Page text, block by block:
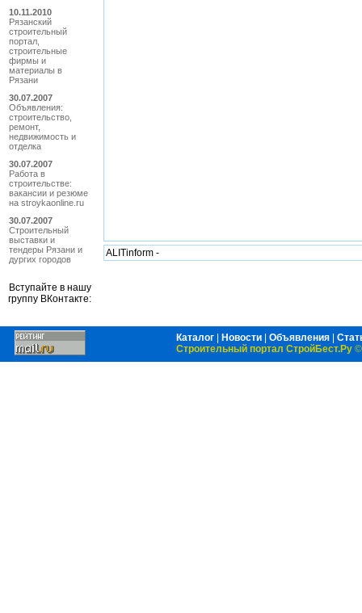
10.11.2010
Рязанский
строительный
портал,
строительные
фирмы и
материалы в
Рязани
30.07.2007
Объявления:
строительство,
ремонт,
недвижимость и
отделка
30.07.2007
Работа в
строительстве:
вакансии и резюме
на stroykaonline.ru
30.07.2007
Строительный
выставки и
тендеры Рязани и
дургих городов
Вступайте в нашу
группу ВКонтакте:
ALITinform -
Каталог Новости Объявления
Строительный портал СтройБест.Ру